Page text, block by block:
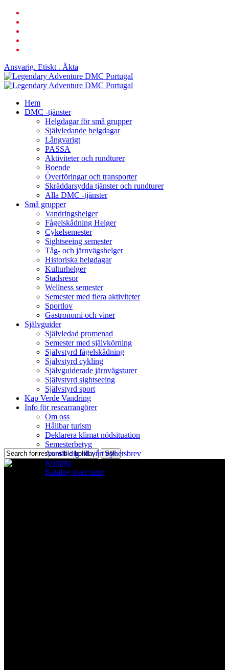
Hoppa
huvudinnehåll
Ansvarig. Etiskt . Äkta
Meny
Hem
DMC -tjänster
Helgdagar för små grupper
Självledande helgdagar
Långvarigt
PASSA
Aktiviteter och rundturer
Boende
Överföringar och transporter
Skräddarsydda tjänster och rundturer
Alla DMC -tjänster
Små grupper
Vandringshelger
Fågelskådning Helger
Cykelsemester
Sightseeing semester
Tåg- och järnvägshelger
Historiska helgdagar
Kulturhelger
Stadsresor
Wellness semester
Semester med flera aktiviteter
Sportlov
Gastronomi och viner
Självguider
Självledad promenad
Semester med självkörning
Självstyrd fågelskådning
Självstyrd cykling
Självguiderade järnvägsturer
Självstyrd sightseeing
Självstyrd sport
Kap Verde Vandring
Info för researrangörer
Om oss
Hållbar turism
Deklarera klimat nödsituation
Semesterbetyg
Anmäl dig till vårt nyhetsbrev
Kontakt
Katalog över turer
Sök
Stäng